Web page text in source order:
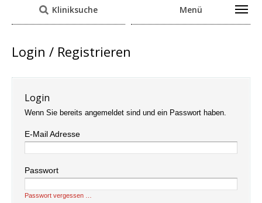
Kliniksuche Menü
Login / Registrieren
Login
Wenn Sie bereits angemeldet sind und ein Passwort haben.
E-Mail Adresse
Passwort
Passwort vergessen …